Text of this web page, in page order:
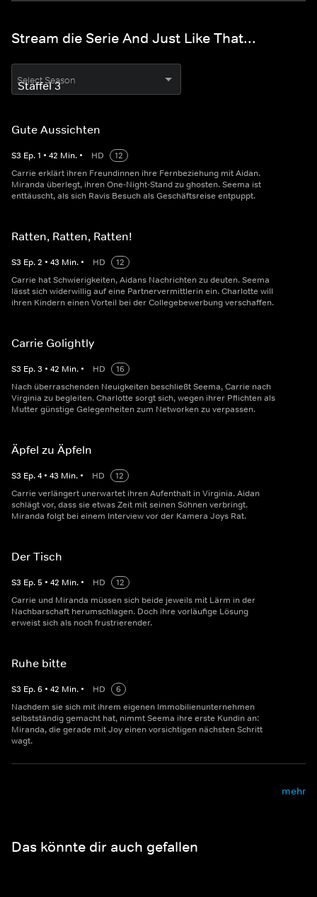
Stream die Serie And Just Like That...
Select Season
Gute Aussichten
S3 Ep.1 • 42 Min. • HD
12
Carrie erklärt ihren Freundinnen ihre Fernbeziehung mit Aidan.
Miranda überlegt, ihren One-Night-Stand zu ghosten. Seema ist
enttäuscht, als sich Ravis Besuch als Geschäftsreise entpuppt.
Ratten, Ratten, Ratten!
S3 Ep.2 • 43 Min. • HD
12
Carrie hat Schwierigkeiten, Aidans Nachrichten zu deuten. Seema
lässt sich widerwillig auf eine Partnervermittlerin ein. Charlotte will
ihren Kindern einen Vorteil bei der Collegebewerbung verschaffen.
Carrie Golightly
S3 Ep.3 • 42 Min. • HD
16
Nach überraschenden Neuigkeiten beschließt Seema, Carrie nach
Virginia zu begleiten. Charlotte sorgt sich, wegen ihrer Pflichten als
Mutter günstige Gelegenheiten zum Networken zu verpassen.
Äpfel zu Äpfeln
S3 Ep.4 • 43 Min. • HD
12
Carrie verlängert unerwartet ihren Aufenthalt in Virginia. Aidan
schlägt vor, dass sie etwas Zeit mit seinen Söhnen verbringt.
Miranda folgt bei einem Interview vor der Kamera Joys Rat.
Der Tisch
S3 Ep.5 • 42 Min. • HD
12
Carrie und Miranda müssen sich beide jeweils mit Lärm in der
Nachbarschaft herumschlagen. Doch ihre vorläufige Lösung
erweist sich als noch frustrierender.
Ruhe bitte
S3 Ep.6 • 42 Min. • HD
6
Nachdem sie sich mit ihrem eigenen Immobilienunternehmen
selbstständig gemacht hat, nimmt Seema ihre erste Kundin an:
Miranda, die gerade mit Joy einen vorsichtigen nächsten Schritt
wagt.
mehr
Das könnte dir auch gefallen